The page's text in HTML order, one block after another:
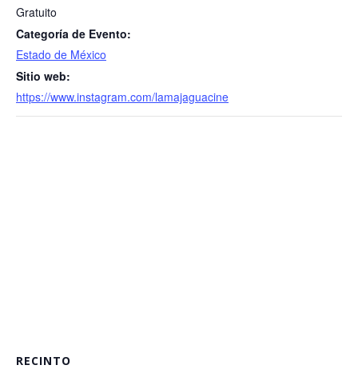
Gratuito
Categoría de Evento:
Estado de México
Sitio web:
https://www.instagram.com/lamajaguacine
RECINTO